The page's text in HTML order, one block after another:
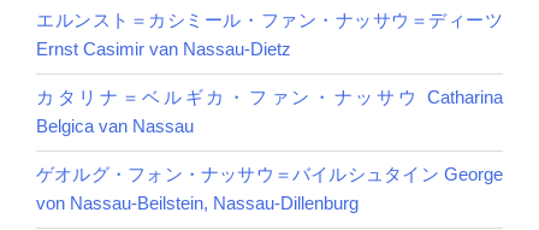
エルンスト＝カシミール・ファン・ナッサウ＝ディーツ
Ernst Casimir van Nassau-Dietz
カタリナ＝ベルギカ・ファン・ナッサウ Catharina
Belgica van Nassau
ゲオルグ・フォン・ナッサウ＝バイルシュタイン George
von Nassau-Beilstein, Nassau-Dillenburg